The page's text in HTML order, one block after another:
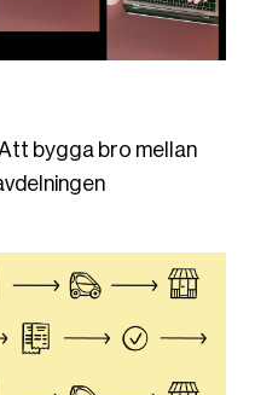
bygga bro mellan